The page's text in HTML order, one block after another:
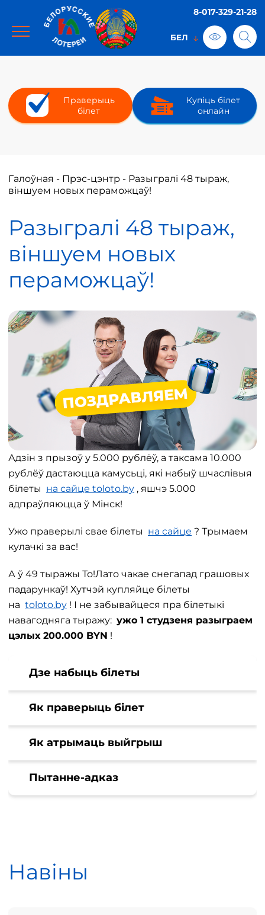
8-017-329-21-28
Праверыць
білет
Купіць білет
онлайн
Галоўная - Прэс-цэнтр - Разыгралі 48 тыраж,
віншуем новых пераможцаў!
Разыгралі 48 тыраж,
віншуем новых
пераможцаў!
Адзін з прызоў у 5.000 рублёў, а таксама 10.000
рублёў дастаюцца камусьці, які набыў шчаслівыя
білеты на сайце toloto.by , яшчэ 5.000
адпраўляюцца ў Мінск!
Ужо праверылі свае білеты на сайце ? Трымаем
кулачкі за вас!
А ў 49 тыражы То!Лато чакае снегапад грашовых
падарункаў! Хутчэй купляйце білеты
на toloto.by ! І не забывайцеся пра білетыкі
навагодняга тыражу: ужо 1 студзеня разыграем
цэлых 200.000 BYN !
Дзе набыць білеты
Як праверыць білет
Як атрымаць выйгрыш
Пытанне-адказ
Навіны